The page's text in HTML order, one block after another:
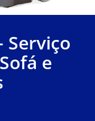
Serviço
e